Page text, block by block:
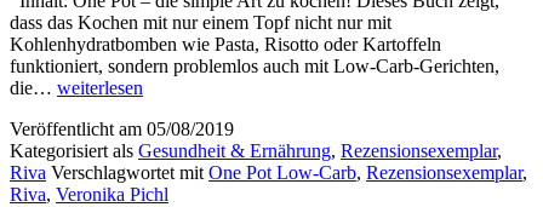
dass das Kochen mit nur einem Topf nicht nur mit
Kohlenhydratbomben wie Pasta, Risotto oder Kartoffeln
funktioniert, sondern problemlos auch mit Low-Carb-Gerichten,
die… „One
Low-
Carb“
von
Veronika
weiterlesen
Veröffentlicht am 05/08/2019
Kategorisiert als Gesundheit & Ernährung, Rezensionsexemplar,
Riva Verschlagwortet mit One Pot Low-Carb, Rezensionsexemplar,
Riva, Veronika Pichl